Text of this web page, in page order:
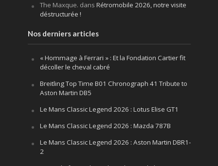
The Maxque. dans Rétromobile 2026, notre visite
déstructurée !
Nos derniers articles
« Hommage à Ferrari » : Et la Fondation Cartier fit
décoller le cheval cabré
Breitling Top Time B01 Chronograph 41 Tribute to
Aston Martin DB5
Le Mans Classic Legend 2026 : Lotus Elise GT1
Le Mans Classic Legend 2026 : Mazda 787B
Le Mans Classic Legend 2026 : Aston Martin DBR1-
2